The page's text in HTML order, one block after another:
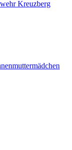
Kreuzberg